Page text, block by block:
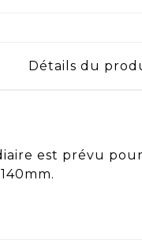
Détails du
est prévu